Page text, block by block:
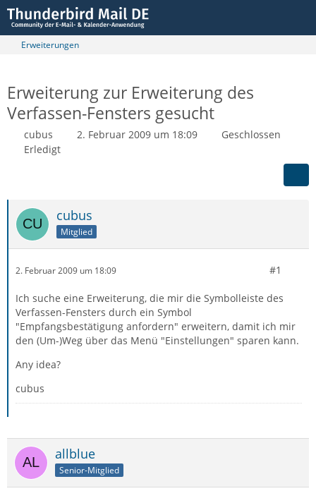
Erweiterungen
Erweiterung zur Erweiterung des
Verfassen-Fensters gesucht
cubus 2. Februar 2009 um 18:09
Geschlossen
Erledigt
cubus
Mitglied
2. Februar 2009 um 18:09 #1
Ich suche eine Erweiterung, die mir die Symbolleiste des
Verfassen-Fensters durch ein Symbol
"Empfangsbestätigung anfordern" erweitern, damit ich mir
den (Um-)Weg über das Menü "Einstellungen" sparen kann.
Any idea?
cubus
allblue
Senior-Mitglied